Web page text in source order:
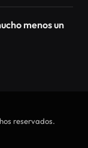
menos un
reservados.